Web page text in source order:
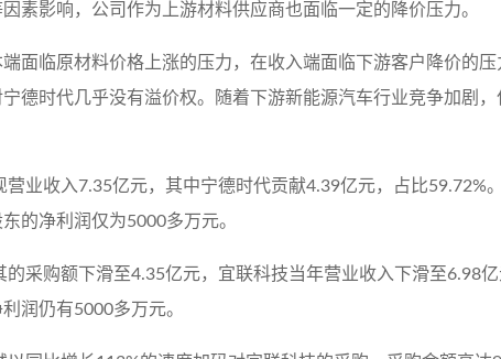
素影响，公司作为上游材料供应商也面临一定的降价压力。
面临原材料价格上涨的压力，在收入端面临下游客户降价的
德时代几乎没有溢价权。随着下游新能源汽车行业竞争加剧
业收入7.35亿元，其中宁德时代贡献4.39亿元，占比59.72%
的净利润仅为5000多万元。
的采购额下滑至4.35亿元，宜联科技当年营业收入下滑至6.98
润仍有5000多万元。